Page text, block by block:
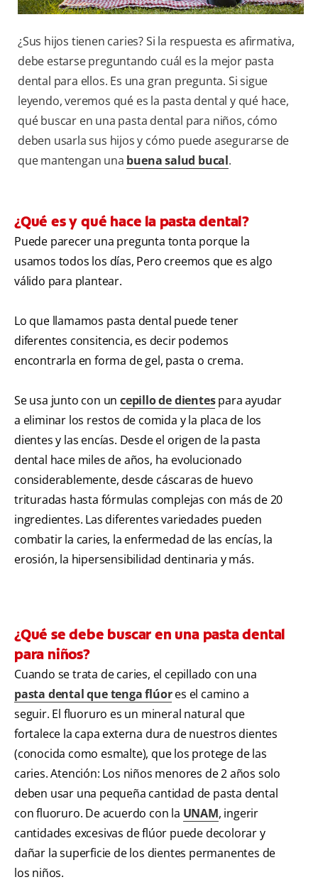
¿Sus hijos tienen caries? Si la respuesta es afirmativa,
debe estarse preguntando cuál es la mejor pasta
dental para ellos. Es una gran pregunta. Si sigue
leyendo, veremos qué es la pasta dental y qué hace,
qué buscar en una pasta dental para niños, cómo
deben usarla sus hijos y cómo puede asegurarse de
que mantengan una buena salud bucal.
¿Qué es y qué hace la pasta dental?
Puede parecer una pregunta tonta porque la
usamos todos los días, Pero creemos que es algo
válido para plantear.
Lo que llamamos pasta dental puede tener
diferentes consitencia, es decir podemos
encontrarla en forma de gel, pasta o crema.
Se usa junto con un cepillo de dientespara ayudar
a eliminar los restos de comida y la placa de los
dientes y las encías. Desde el origen de la pasta
dental hace miles de años, ha evolucionado
considerablemente, desde cáscaras de huevo
trituradas hasta fórmulas complejas con más de 20
ingredientes. Las diferentes variedades pueden
combatir la caries, la enfermedad de las encías, la
erosión, la hipersensibilidad dentinaria y más.
¿Qué se debe buscar en una pasta dental
para niños?
Cuando se trata de caries, el cepillado con una
pasta dental que tenga flúores el camino a
seguir. El fluoruro es un mineral natural que
fortalece la capa externa dura de nuestros dientes
(conocida como esmalte), que los protege de las
caries. Atención: Los niños menores de 2 años solo
deben usar una pequeña cantidad de pasta dental
con fluoruro. De acuerdo con la UNAM, ingerir
cantidades excesivas de flúor puede decolorar y
dañar la superficie de los dientes permanentes de
los niños.